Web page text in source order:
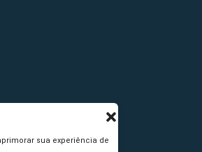
sua experiência de